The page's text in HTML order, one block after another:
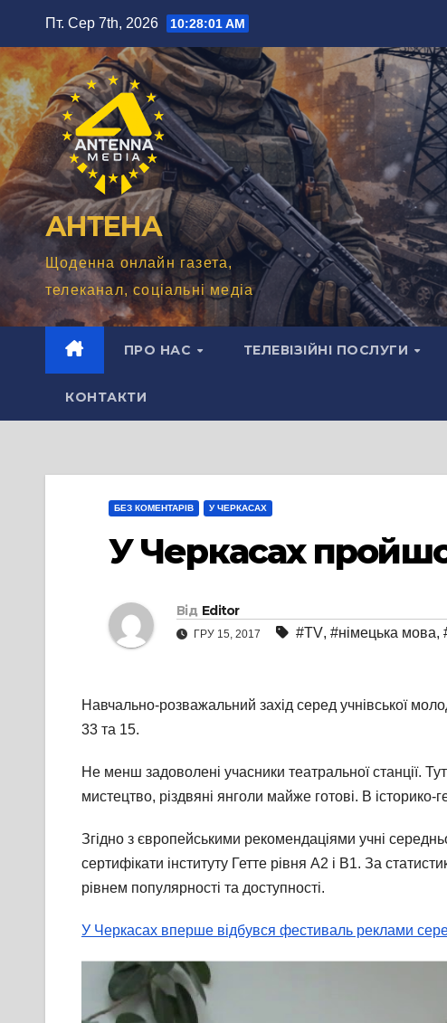
вмісту
Пт. Сер 7th, 2026 10:28:03 AM
АНТЕНА
Щоденна онлайн газета,
телеканал, соціальні медіа
ПРО НАС ТЕЛЕВІЗІЙНІ ПОСЛУГИ
КОНТАКТИ
БЕЗ КОМЕНТАРІВ У ЧЕРКАСАХ
У Черкасах
Від Editor
ГРУ 15, 2017 #TV, #німецька мова,
Навчально-розважальний захід серед учнівської
33 та 15.
Не менш задоволені учасники театральної станції.
мистецтво, різдвяні янголи майже готові. В
Згідно з європейськими рекомендаціями учні
сертифікати інституту Гетте рівня А2 і В1. За
рівнем популярності та доступності.
У Черкасах вперше відбувся фестиваль реклами